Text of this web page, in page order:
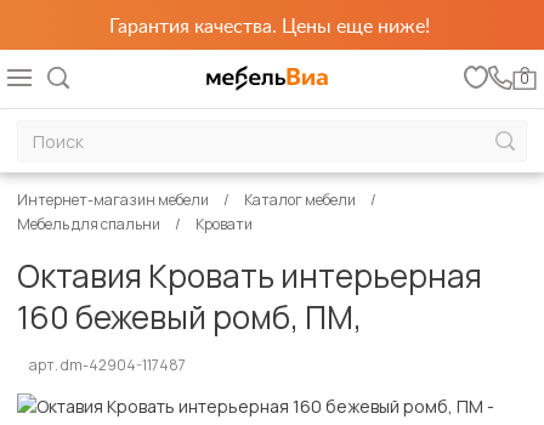
Гарантия качества. Цены еще ниже!
0
Интернет-магазин мебели
Каталог мебели
Мебель для спальни
Кровати
Октавия Кровать интерьерная
160 бежевый ромб, ПМ,
арт. dm-42904-117487